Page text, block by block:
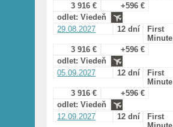
3 916 €
+596 €
odlet: Viedeň
29.08.2027
12 dní
First
Minute
3 916 €
+596 €
odlet: Viedeň
05.09.2027
12 dní
First
Minute
3 916 €
+596 €
odlet: Viedeň
12.09.2027
12 dní
First